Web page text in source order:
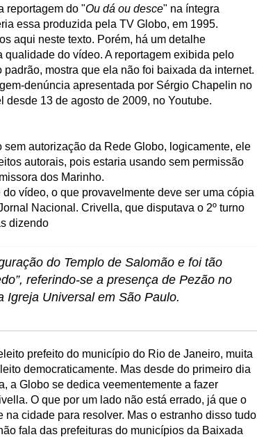
reportagem do "Ou dá ou desce" na íntegra
essa produzida pela TV Globo, em 1995.
aqui neste texto. Porém, há um detalhe
qualidade do vídeo. A reportagem exibida pelo
mostra que ela não foi baixada da internet.
denúncia apresentada por Sérgio Chapelin no
13 de agosto de 2009, no Youtube.
autorização da Rede Globo, logicamente, ele
autorais, pois estaria usando sem permissão
dos Marinho.
vídeo, o que provavelmente deve ser uma cópia
Nacional. Crivella, que disputava o 2º turno
dizendo
do Templo de Salomão e foi tão
referindo-se a presença de Pezão no
Igreja Universal em São Paulo.
prefeito do município do Rio de Janeiro, muita
democraticamente. Mas desde do primeiro dia
a Globo se dedica veementemente a fazer
O que por um lado não está errado, já que o
na cidade para resolver. Mas o estranho disso tudo
fala das prefeituras do municípios da Baixada